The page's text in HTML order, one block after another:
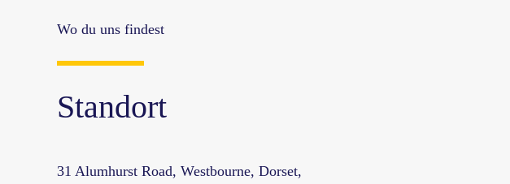
Wo du uns findest
Standort
31 Alumhurst Road, Westbourne, Dorset,